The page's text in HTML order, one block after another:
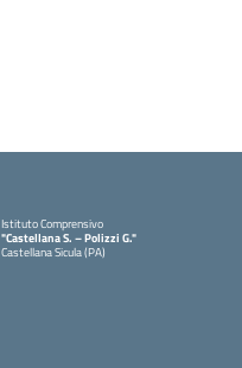
Istituto Comprensivo
"Castellana S. – Polizzi G."
Castellana Sicula (PA)